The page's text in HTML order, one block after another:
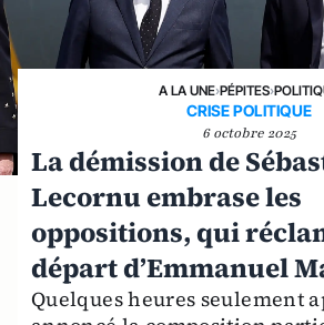
A LA UNE›PÉPITES›
CRISE POLITIQUE
6 octobre 2025
La démission de
Lecornu embrase les
oppositions, qui
départ d’Emmanuel
Quelques heures seulement